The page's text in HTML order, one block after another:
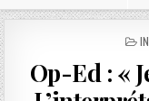
Op-Ed : «